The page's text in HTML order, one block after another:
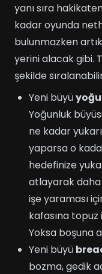
yanı sıra
kadar oyunda
bulunmazken
yerini alacak gibi.
şekilde
Yeni büyü
Yoğunluk
ne kadar
yaparsa o
hedefinize
atlayarak daha
işe yaraması
kafasına topuz
Yoksa boşuna
Yeni büyü
bozma, gedik